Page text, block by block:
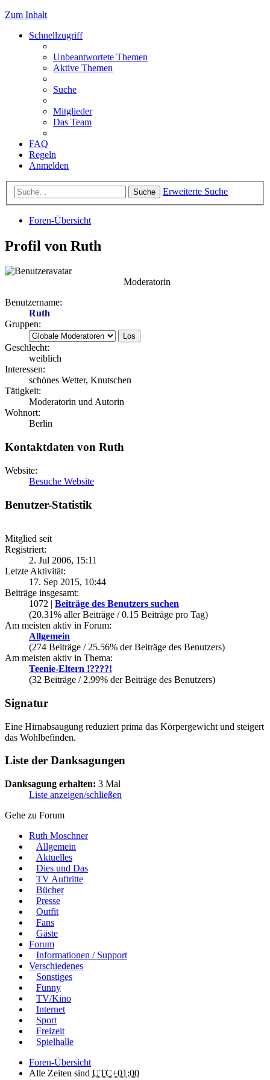
Zum Inhalt
Schnellzugriff
Unbeantwortete Themen
Aktive Themen
Suche
Mitglieder
Das Team
FAQ
Regeln
Anmelden
Suche Erweiterte Suche
Foren-Übersicht
Profil von Ruth
Moderatorin
Benutzername:
Ruth
Gruppen:
Geschlecht:
weiblich
Interessen:
schönes Wetter, Knutschen
Tätigkeit:
Moderatorin und Autorin
Wohnort:
Berlin
Kontaktdaten von Ruth
Website:
Besuche Website
Benutzer-Statistik
Mitglied seit
Registriert:
2. Jul 2006, 15:11
Letzte Aktivität:
17. Sep 2015, 10:44
Beiträge insgesamt:
1072 | Beiträge des Benutzers suchen
(20.31% aller Beiträge / 0.15 Beiträge pro Tag)
Am meisten aktiv in Forum:
Allgemein
(274 Beiträge / 25.56% der Beiträge des Benutzers)
Am meisten aktiv in Thema:
Teenie-Eltern !????!
(32 Beiträge / 2.99% der Beiträge des Benutzers)
Signatur
Eine Hirnabsaugung reduziert prima das Körpergewicht und steigert
das Wohlbefinden.
Liste der Danksagungen
Danksagung erhalten: 3 Mal
Liste anzeigen/schließen
Gehe zu Forum
Ruth Moschner
Allgemein
Aktuelles
Dies und Das
TV Auftritte
Bücher
Presse
Outfit
Fans
Gäste
Forum
Informationen / Support
Verschiedenes
Sonstiges
Funny
TV/Kino
Internet
Sport
Freizeit
Spielhalle
Foren-Übersicht
Alle Zeiten sind UTC+01:00